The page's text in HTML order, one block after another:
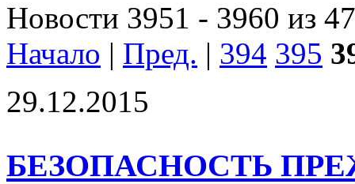
Новости 3951 - 3960 из
Начало | Пред. | 394 395
29.12.2015
БЕЗОПАСНОСТЬ